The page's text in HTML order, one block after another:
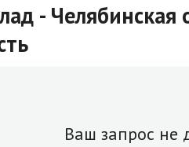
- Челябинская
Ваш запрос не